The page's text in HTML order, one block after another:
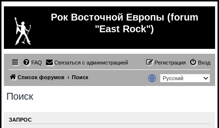
Рок Восточной Европы (forum
"East Rock")
FAQ Связаться с администрацией Вход
Регистрация
Список форумов Поиск
Поиск
ЗАПРОС